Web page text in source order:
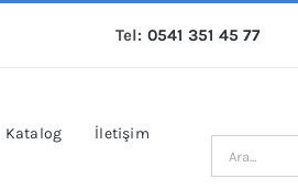
Tel: 0541 351 45 77
Katalog İletişim
Ara: